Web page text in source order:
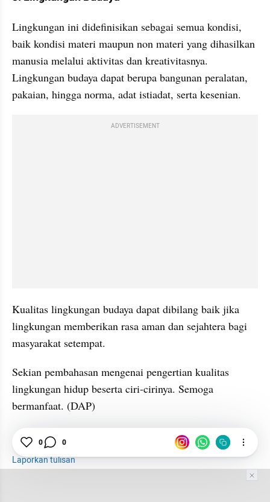
Lingkungan ini didefinisikan sebagai semua kondisi,
baik kondisi materi maupun non materi yang dihasilkan
manusia melalui aktivitas dan kreativitasnya.
Lingkungan budaya dapat berupa bangunan peralatan,
pakaian, hingga norma, adat istiadat, serta kesenian.
ADVERTISEMENT
Kualitas lingkungan budaya dapat dibilang baik jika
lingkungan memberikan rasa aman dan sejahtera bagi
masyarakat setempat.
Sekian pembahasan mengenai pengertian kualitas
lingkungan hidup beserta ciri-cirinya. Semoga
bermanfaat. (DAP)
Pengertian
Laporkan tulisan
0 0